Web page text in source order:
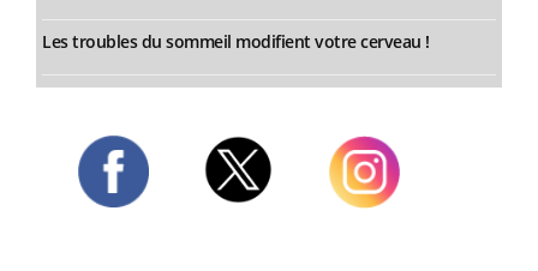
Les troubles du sommeil modifient votre cerveau !